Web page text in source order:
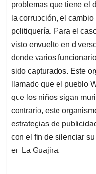
problemas que tiene el
la corrupción, el
politiquería. Para el
visto envuelto en
donde varios
sido capturados. Este
llamado que el pueblo
que los niños sigan
contrario, este
estrategias de
con el fin de silenciar
en La Guajira.